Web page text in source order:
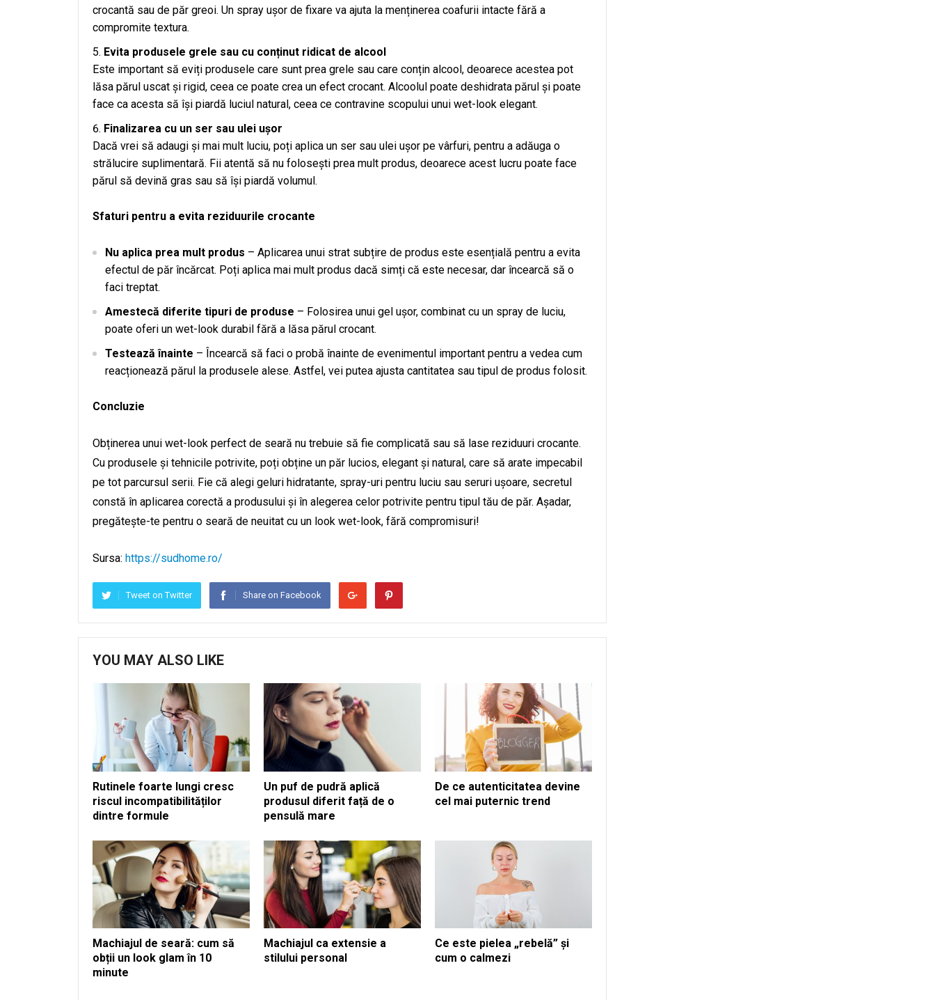
crocantă sau de păr greoi. Un spray ușor de fixare va ajuta la menținerea coafurii intacte fără a
compromite textura.
Evita produsele grele sau cu conținut ridicat de alcool
Este important să eviți produsele care sunt prea grele sau care conțin alcool, deoarece acestea pot
lăsa părul uscat și rigid, ceea ce poate crea un efect crocant. Alcoolul poate deshidrata părul și poate
face ca acesta să își piardă luciul natural, ceea ce contravine scopului unui wet-look elegant.
Finalizarea cu un ser sau ulei ușor
Dacă vrei să adaugi și mai mult luciu, poți aplica un ser sau ulei ușor pe vârfuri, pentru a adăuga o
strălucire suplimentară. Fii atentă să nu folosești prea mult produs, deoarece acest lucru poate face
părul să devină gras sau să își piardă volumul.
Sfaturi pentru a evita reziduurile crocante
Nu aplica prea mult produs – Aplicarea unui strat subțire de produs este esențială pentru a evita
efectul de păr încărcat. Poți aplica mai mult produs dacă simți că este necesar, dar încearcă să o
faci treptat.
Amestecă diferite tipuri de produse – Folosirea unui gel ușor, combinat cu un spray de luciu,
poate oferi un wet-look durabil fără a lăsa părul crocant.
Testează înainte – Încearcă să faci o probă înainte de evenimentul important pentru a vedea cum
reacționează părul la produsele alese. Astfel, vei putea ajusta cantitatea sau tipul de produs folosit.
Concluzie
Obținerea unui wet-look perfect de seară nu trebuie să fie complicată sau să lase reziduuri crocante.
Cu produsele și tehnicile potrivite, poți obține un păr lucios, elegant și natural, care să arate impecabil
pe tot parcursul serii. Fie că alegi geluri hidratante, spray-uri pentru luciu sau seruri ușoare, secretul
constă în aplicarea corectă a produsului și în alegerea celor potrivite pentru tipul tău de păr. Așadar,
pregătește-te pentru o seară de neuitat cu un look wet-look, fără compromisuri!
Sursa: https://sudhome.ro/
Tweet on Twitter Share on Facebook
YOU MAY ALSO LIKE
Rutinele foarte lungi cresc
riscul incompatibilităților
dintre formule
Un puf de pudră aplică
produsul diferit față de o
pensulă mare
De ce autenticitatea devine
cel mai puternic trend
Machiajul de seară: cum să
obții un look glam în 10
minute
Machiajul ca extensie a
stilului personal
Ce este pielea „rebelă” și
cum o calmezi